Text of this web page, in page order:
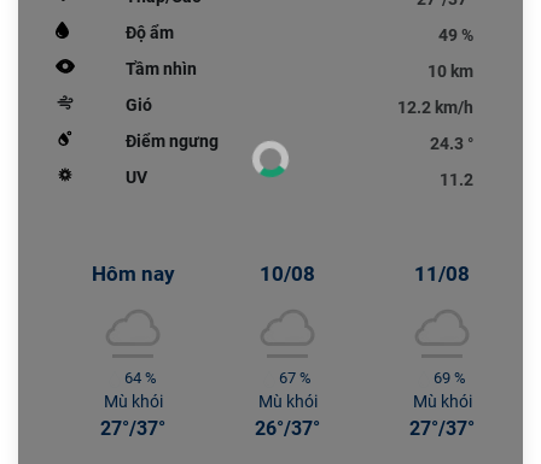
Độ ẩm
49 %
Tầm nhìn
10 km
Gió
12.2 km/h
Điểm ngưng
24.3 °
UV
11.2
Hôm nay
64 %
Mù khói
27°/37°
10/08
67 %
Mù khói
26°/37°
11/08
69 %
Mù khói
27°/37°